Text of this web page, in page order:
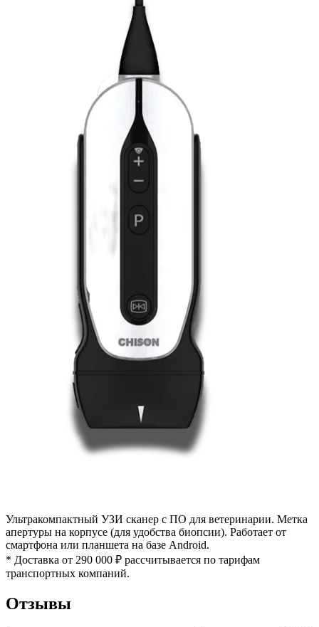
Ультракомпактный УЗИ сканер с ПО для ветеринарии. Метка
апертуры на корпусе (для удобства биопсии). Работает от
смартфона или планшета на базе Android.
* Доставка от 290 000 ₽ рассчитывается по тарифам
транспортных компаний.
Отзывы